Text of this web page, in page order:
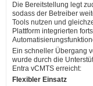
Die Bereitstellung legt
sodass der Betreiber
Tools nutzen und
Plattform integrierten
Ein schneller Übergang
wurde durch die
Entra vCMTS erreicht:
Flexibler Einsatz